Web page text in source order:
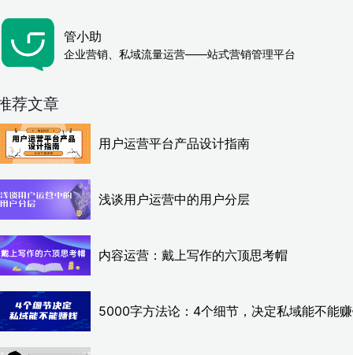
管小助
企业营销、私域流量运营——站式营销管理平台
荐文章
用户运营平台产品设计指南
浅谈用户运营中的用户分层
内容运营：戴上写作的六顶思考帽
5000字方法论：4个细节，决定私域能不能